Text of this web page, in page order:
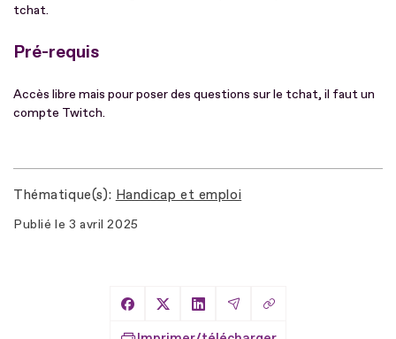
tchat.
Pré-requis
Accès libre mais pour poser des questions sur le tchat, il faut un
compte Twitch.
Thématique(s) Handicap et emploi
Publié le 3 avril 2025
Partager sur Facebook
Partager sur X
Partager sur LinkedIn
Partager par Email
Copier le lien